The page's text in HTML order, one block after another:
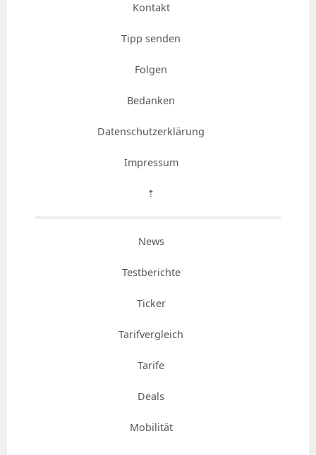
Kontakt
Tipp senden
Folgen
Bedanken
Datenschutzerklärung
Impressum
⇡
News
Testberichte
Ticker
Tarifvergleich
Tarife
Deals
Mobilität